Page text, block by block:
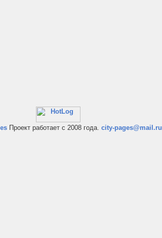
Проект работает с 2008 года. city-pages@mail.ru